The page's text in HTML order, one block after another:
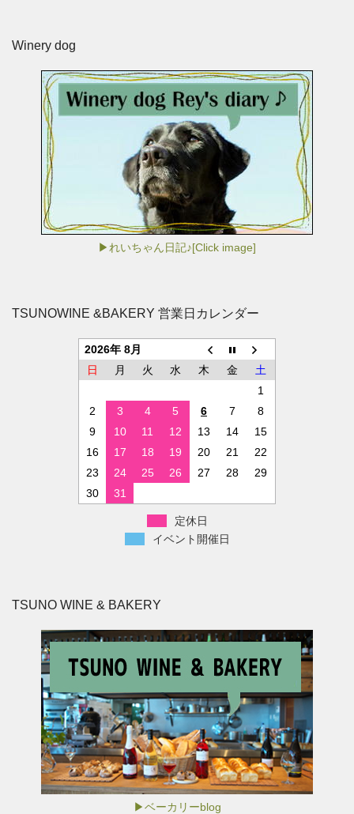
Winery dog
▶れいちゃん日記♪[Click image]
TSUNOWINE &BAKERY 営業日カレンダー
2026年 8月
日
月 火 水 木 金
土
1
2
3 4 5 6 7
8
9
10 11 12 13 14
15
16
17 18 19 20 21
22
23
24 25 26 27 28
29
30
31
定休日
イベント開催日
TSUNO WINE & BAKERY
▶ベーカリーblog